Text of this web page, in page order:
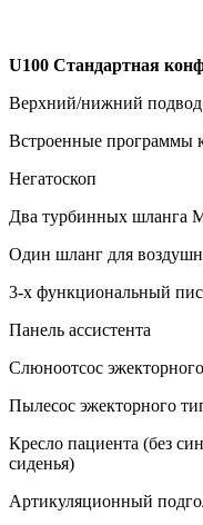
U100 Стандартная
Верхний/нижний
Встроенные программы
Негатоскоп
Два турбинных шланга
Один шланг для
3-х функциональный
Панель ассистента
Слюноотсос
Пылесос эжекторного
Кресло пациента (без
сиденья)
Артикуляционный